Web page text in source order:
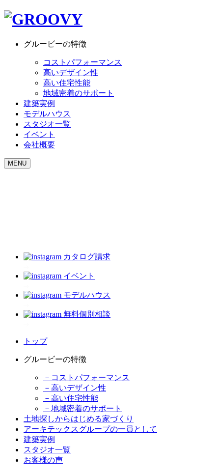
グルービーの特徴
コストパフォーマンス
高いデザイン性
高い住宅性能
地域密着のサポート
建築実例
モデルハウス
スタジオ一覧
イベント
会社概要
MENU
カタログ請求
イベント
モデルハウス
無料個別相談
トップ
グルービーの特徴
－コストパフォーマンス
－高いデザイン性
－高い住宅性能
－地域密着のサポート
土地探しからはじめる家づくり
アーキテックスグループの一員として
建築実例
スタジオ一覧
お客様の声